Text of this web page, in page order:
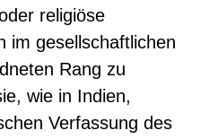
religiöse
im gesellschaftlichen
Rang zu
wie in Indien,
Verfassung des